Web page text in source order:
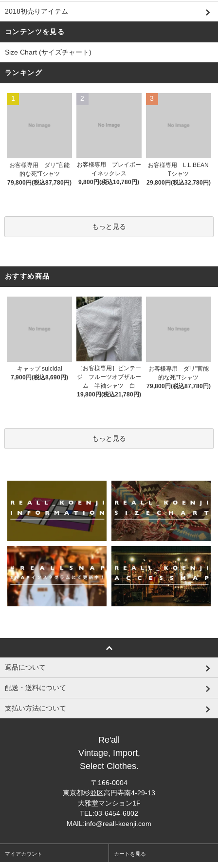
2018初売りアイテム
コンテンツを見る
Size Chart (サイズチャート)
ランキング
1
お客様専用 ダリ"官能
的な死"Tシャツ
79,800円(税込87,780円)
2
お客様専用 プレイボー
イネックレス
9,800円(税込10,780円)
3
お客様専用 L.L.BEAN
Tシャツ
29,800円(税込32,780円)
もっと見る
おすすめ商品
キャップ suicidal
7,900円(税込8,690円)
［お客様専用］ビンテー
ジ フルーツオブザルー
ム 半袖シャツ 白
19,800円(税込21,780円)
お客様専用 ダリ"官能
的な死"Tシャツ
79,800円(税込87,780円)
もっと見る
返品について
配送・送料について
支払い方法について
Re'all
Vintage, Import,
Select Clothes.
〒166-0004
東京都杉並区高円寺南4-29-13
大雅堂マンション1F
TEL:03-6454-6802
MAIL:info@reall-koenji.com
マイアカウント カートを見る